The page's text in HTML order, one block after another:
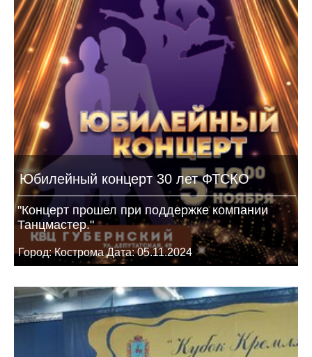
Юбилейный концерт 30 лет ФТСКО
"Концерт прошел при поддержке компании
Танцмастер."
Город: Кострома Дата: 05.11.2024